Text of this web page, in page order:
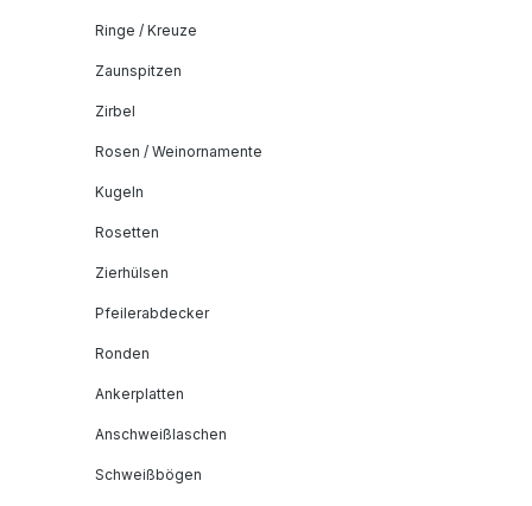
Ringe / Kreuze
Zaunspitzen
Zirbel
Rosen / Weinornamente
Kugeln
Rosetten
Zierhülsen
Pfeilerabdecker
Ronden
Ankerplatten
Anschweißlaschen
Schweißbögen